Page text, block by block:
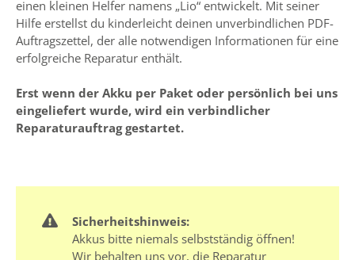
einen kleinen Helfer namens „Lio“ entwickelt. Mit seiner
Hilfe erstellst du kinderleicht deinen unverbindlichen PDF-
Auftragszettel, der alle notwendigen Informationen für eine
erfolgreiche Reparatur enthält.
Erst wenn der Akku per Paket oder persönlich bei uns
eingeliefert wurde, wird ein verbindlicher
Reparaturauftrag gestartet.
Sicherheitshinweis:
Akkus bitte niemals selbstständig öffnen!
Wir behalten uns vor, die Reparatur